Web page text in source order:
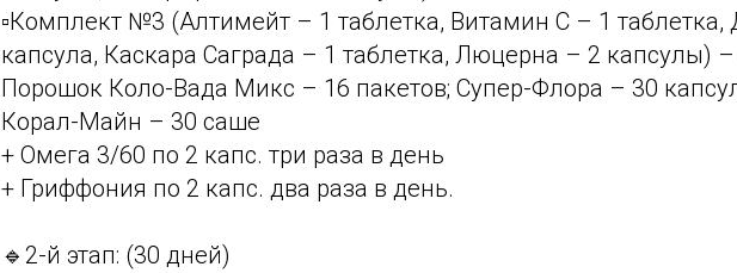
▫️Комплект №3 (Алтимейт – 1 таблетка, Витамин С – 1 таблетка,
капсула, Каскара Саграда – 1 таблетка, Люцерна – 2 капсулы) –
Порошок Коло-Вада Микс – 16 пакетов; Супер-Флора – 30
Корал-Майн – 30 саше
+ Омега 3/60 по 2 капс. три раза в день
+ Гриффония по 2 капс. два раза в день.
🔹2-й этап: (30 дней)